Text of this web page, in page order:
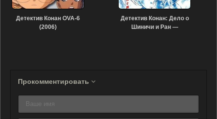
Детектив Конан OVA-6
(2006)
Детектив Конан: Дело о
Шиничи и Ран —
Прокомментировать